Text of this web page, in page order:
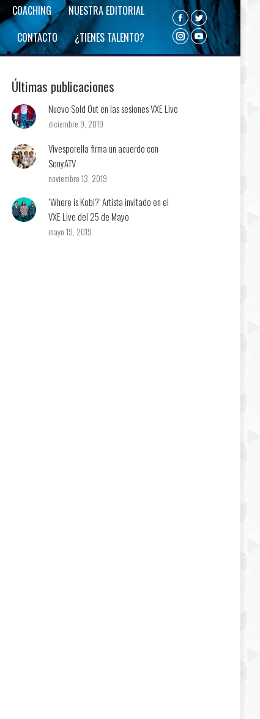
COACHING
NUESTRA EDITORIAL
CONTACTO ¿TIENES TALENTO?
Facebook
Twitter
Instagram
YouTube
Últimas publicaciones
Nuevo Sold Out en las sesiones VXE Live
diciembre 9, 2019
Vivesporella firma un acuerdo con
SonyATV
noviembre 13, 2019
‘Where is Kobi?’ Artista invitado en el
VXE Live del 25 de Mayo
mayo 19, 2019